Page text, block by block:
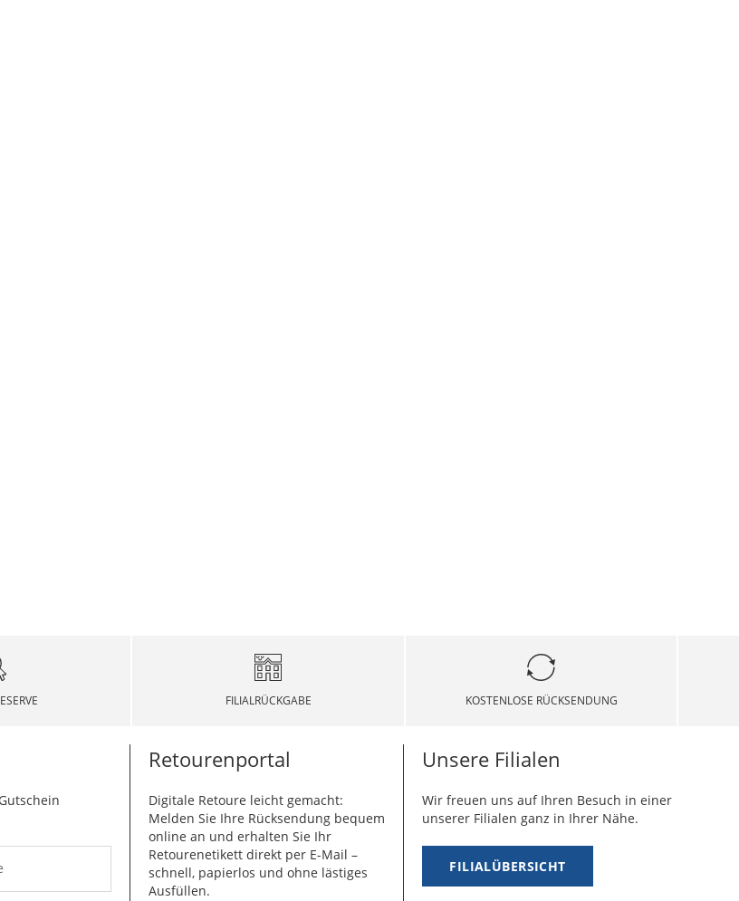
FILIALRÜCKGABE KOSTENLOSE RÜCKSENDUNG
Retourenportal
Digitale Retoure leicht gemacht:
Melden Sie Ihre Rücksendung bequem
online an und erhalten Sie Ihr
Retourenetikett direkt per E-Mail –
schnell, papierlos und ohne lästiges
Ausfüllen.
Unsere Filialen
Wir freuen uns auf Ihren Besuch in einer
unserer Filialen ganz in Ihrer Nähe.
FILIALÜBERSICHT